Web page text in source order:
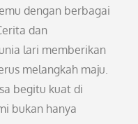
dengan berbagai
dan
lari memberikan
melangkah maju.
begitu kuat di
bukan hanya